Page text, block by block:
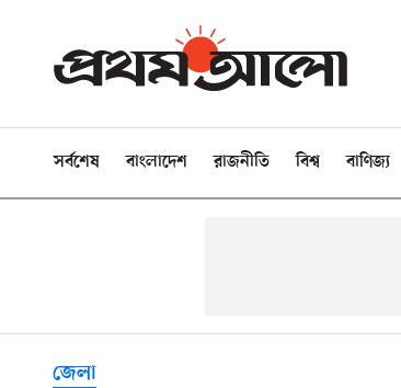
সর্বশেষ বাংলাদেশ রাজনীতি বিশ্ব বাণিজ্য
জেলা